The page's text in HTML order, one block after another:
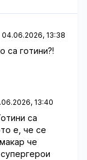
04.06.2026, 13:38
са готини?!
13:40
са
е, че се
че